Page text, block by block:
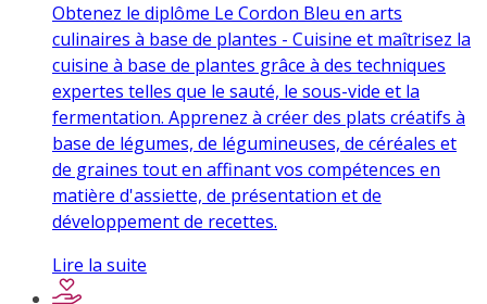
Obtenez le diplôme Le Cordon Bleu en arts
culinaires à base de plantes - Cuisine et maîtrisez la
cuisine à base de plantes grâce à des techniques
expertes telles que le sauté, le sous-vide et la
fermentation. Apprenez à créer des plats créatifs à
base de légumes, de légumineuses, de céréales et
de graines tout en affinant vos compétences en
matière d'assiette, de présentation et de
développement de recettes.
Lire la suite